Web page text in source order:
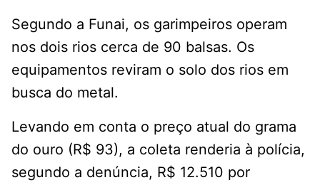
Segundo a Funai, os garimpeiros operam
nos dois rios cerca de 90 balsas. Os
equipamentos reviram o solo dos rios em
busca do metal.
Levando em conta o preço atual do grama
do ouro (R$ 93), a coleta renderia à polícia,
segundo a denúncia, R$ 12.510 por